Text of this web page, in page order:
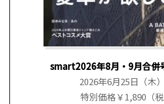
smart2026年8月・9月合併
2026年6月25日（木
特別価格￥1,890（税